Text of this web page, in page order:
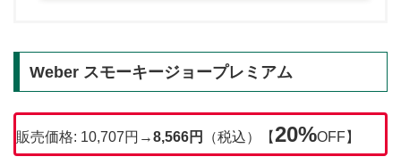
Weber スモーキージョープレミアム
販売価格: 10,707円→8,566円 （税込）【20%OFF】